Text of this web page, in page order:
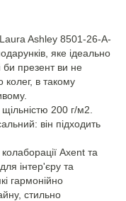
Ashley 8501-26-A-
яке ідеально
би презент ви не
колег, в такому
200 г/м2.
він підходить
Axent та
інтер'єру та
гармонійно
стильно